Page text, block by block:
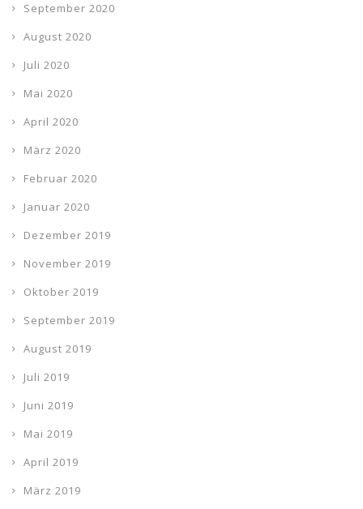
September 2020
August 2020
Juli 2020
Mai 2020
April 2020
März 2020
Februar 2020
Januar 2020
Dezember 2019
November 2019
Oktober 2019
September 2019
August 2019
Juli 2019
Juni 2019
Mai 2019
April 2019
März 2019